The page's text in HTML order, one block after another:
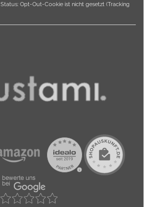
Status: Opt-Out-Cookie ist nicht gesetzt (Tracking